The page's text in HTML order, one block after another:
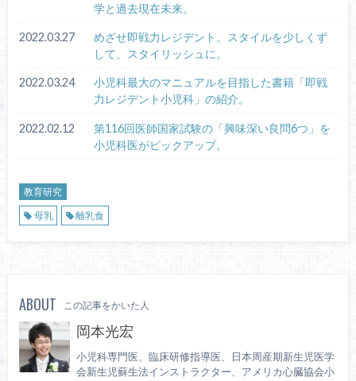
学と過去現在未来。
2022.03.27
めざせ即戦力レジデント。スタイルを少しくず
して、スタイリッシュに。
2022.03.24
小児科最大のマニュアルを目指した書籍「即戦
力レジデント小児科」の紹介。
2022.02.12
第116回医師国家試験の「興味深い良問6つ」を
小児科医がピックアップ。
教育研究
母乳
離乳食
ABOUT この記事をかいた人
岡本光宏
小児科専門医、臨床研修指導医、日本周産期新生児医学
会新生児蘇生法インストラクター、アメリカ心臓協会小